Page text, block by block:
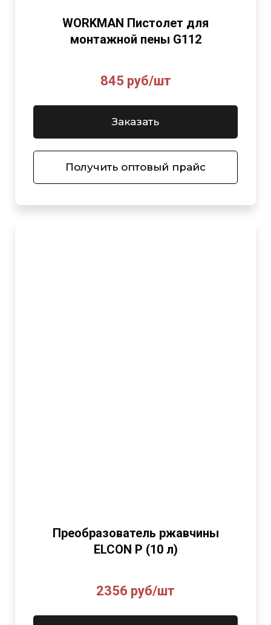
WORKMAN Пистолет для
монтажной пены G112
845 руб/шт
Заказать
Получить оптовый прайс
Преобразователь ржавчины
ELCON P (10 л)
2356 руб/шт